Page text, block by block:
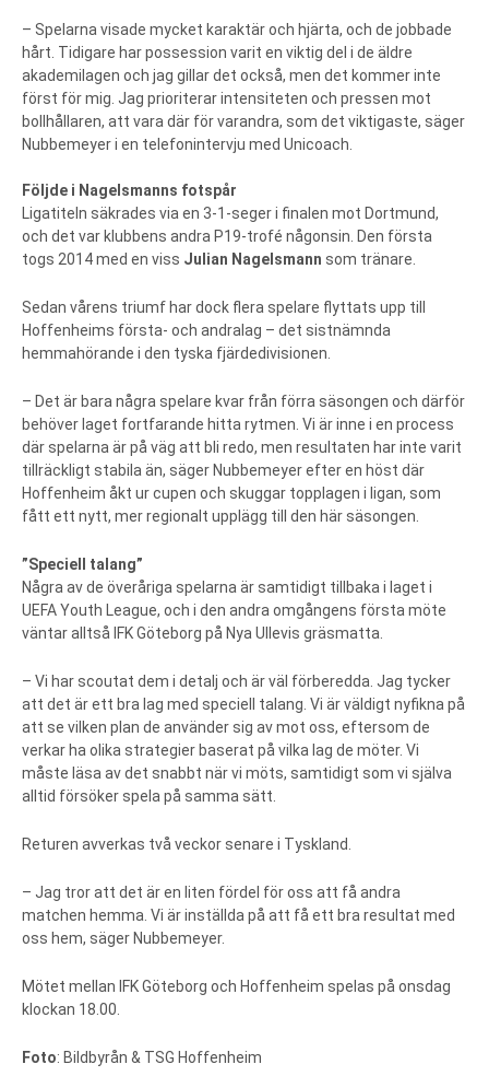
– Spelarna visade mycket karaktär och hjärta, och de jobbade
hårt. Tidigare har possession varit en viktig del i de äldre
akademilagen och jag gillar det också, men det kommer inte
först för mig. Jag prioriterar intensiteten och pressen mot
bollhållaren, att vara där för varandra, som det viktigaste, säger
Nubbemeyer i en telefonintervju med Unicoach.
Följde i Nagelsmanns fotspår
Ligatiteln säkrades via en 3-1-seger i finalen mot Dortmund,
och det var klubbens andra P19-trofé någonsin. Den första
togs 2014 med en viss Julian Nagelsmann som tränare.
Sedan vårens triumf har dock flera spelare flyttats upp till
Hoffenheims första- och andralag – det sistnämnda
hemmahörande i den tyska fjärdedivisionen.
– Det är bara några spelare kvar från förra säsongen och därför
behöver laget fortfarande hitta rytmen. Vi är inne i en process
där spelarna är på väg att bli redo, men resultaten har inte varit
tillräckligt stabila än, säger Nubbemeyer efter en höst där
Hoffenheim åkt ur cupen och skuggar topplagen i ligan, som
fått ett nytt, mer regionalt upplägg till den här säsongen.
”Speciell talang”
Några av de överåriga spelarna är samtidigt tillbaka i laget i
UEFA Youth League, och i den andra omgångens första möte
väntar alltså IFK Göteborg på Nya Ullevis gräsmatta.
– Vi har scoutat dem i detalj och är väl förberedda. Jag tycker
att det är ett bra lag med speciell talang. Vi är väldigt nyfikna på
att se vilken plan de använder sig av mot oss, eftersom de
verkar ha olika strategier baserat på vilka lag de möter. Vi
måste läsa av det snabbt när vi möts, samtidigt som vi själva
alltid försöker spela på samma sätt.
Returen avverkas två veckor senare i Tyskland.
– Jag tror att det är en liten fördel för oss att få andra
matchen hemma. Vi är inställda på att få ett bra resultat med
oss hem, säger Nubbemeyer.
Mötet mellan IFK Göteborg och Hoffenheim spelas på onsdag
klockan 18.00.
Foto: Bildbyrån & TSG Hoffenheim